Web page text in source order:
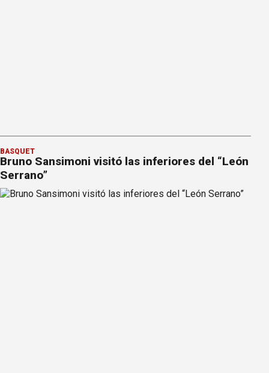
BÁSQUET
Bruno Sansimoni visitó las inferiores del “León
Serrano”